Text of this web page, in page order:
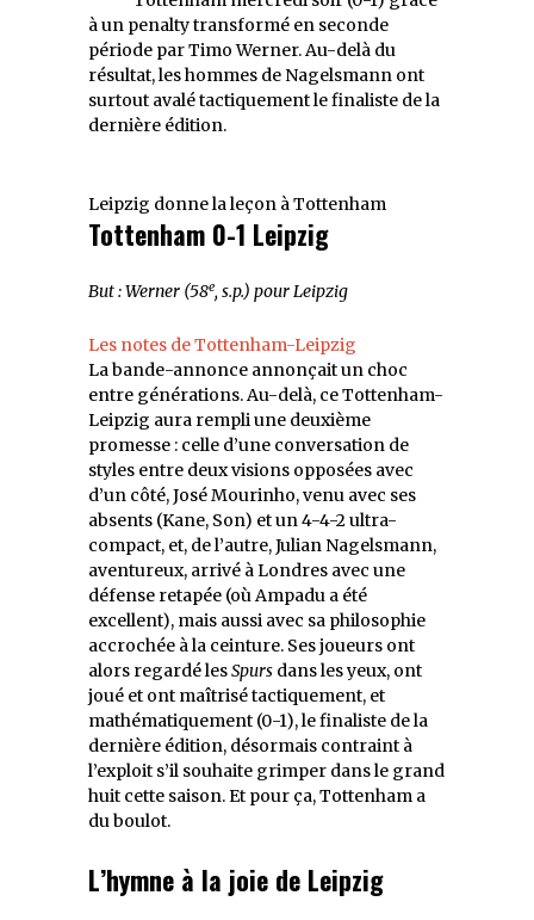
à un penalty transformé en seconde
période par Timo Werner. Au-delà du
résultat, les hommes de Nagelsmann ont
surtout avalé tactiquement le finaliste de la
dernière édition.
Leipzig donne la leçon à Tottenham
Tottenham 0-1 Leipzig
But : Werner (58e, s.p.) pour Leipzig
Les notes de Tottenham-Leipzig
La bande-annonce annonçait un choc
entre générations. Au-delà, ce Tottenham-
Leipzig aura rempli une deuxième
promesse : celle d’une conversation de
styles entre deux visions opposées avec
d’un côté, José Mourinho, venu avec ses
absents (Kane, Son) et un 4-4-2 ultra-
compact, et, de l’autre, Julian Nagelsmann,
aventureux, arrivé à Londres avec une
défense retapée (où Ampadu a été
excellent), mais aussi avec sa philosophie
accrochée à la ceinture. Ses joueurs ont
alors regardé lesSpurs dans les yeux, ont
joué et ont maîtrisé tactiquement, et
mathématiquement (0-1), le finaliste de la
dernière édition, désormais contraint à
l’exploit s’il souhaite grimper dans le grand
huit cette saison. Et pour ça, Tottenham a
du boulot.
L’hymne à la joie de Leipzig